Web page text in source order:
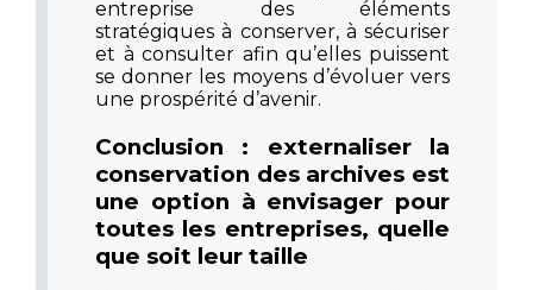
entreprise des éléments
stratégiques à conserver, à sécuriser
et à consulter afin qu’elles puissent
se donner les moyens d’évoluer vers
une prospérité d’avenir.
Conclusion : externaliser la
conservation des archives est
une option à envisager pour
toutes les entreprises, quelle
que soit leur taille